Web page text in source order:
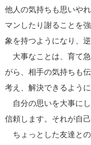
他人の気持ちも思いや
マンしたり謝ることを
象を持つようになり、逆
大事なことは、育て
がら、相手の気持ちも
考え、解決できるよう
自分の思いを大事に
信頼します。それが自
ちょっとした友達と